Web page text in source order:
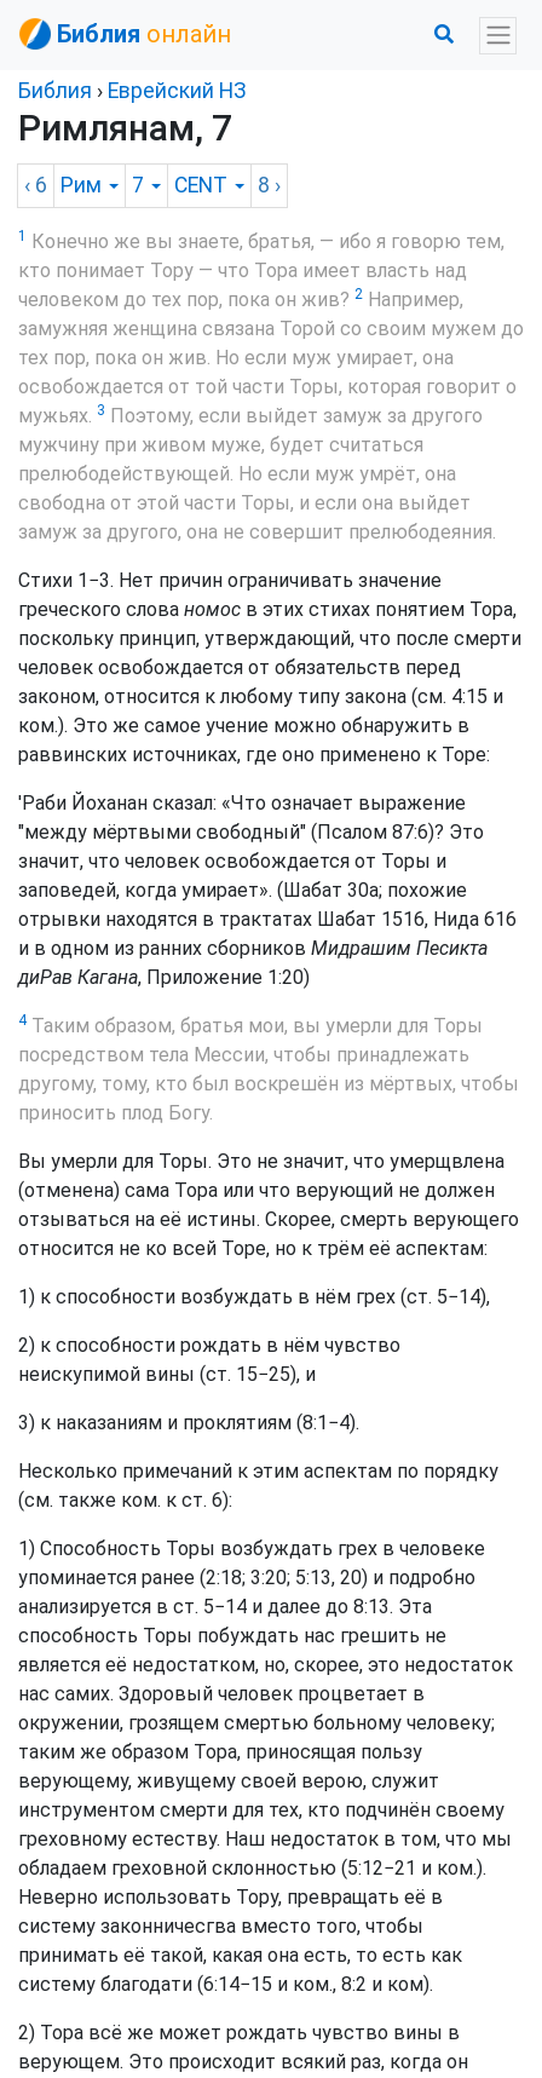
Библия онлайн
Библия › Еврейский НЗ
Римлянам, 7
‹ 6 Рим 7 CENT 8 ›
1 Конечно же вы знаете, братья, — ибо я говорю тем,
кто понимает Тору — что Тора имеет власть над
человеком до тех пор, пока он жив? 2 Например,
замужняя женщина связана Торой со своим мужем до
тех пор, пока он жив. Но если муж умирает, она
освобождается от той части Торы, которая говорит о
мужьях. 3 Поэтому, если выйдет замуж за другого
мужчину при живом муже, будет считаться
прелюбодействующей. Но если муж умрёт, она
свободна от этой части Торы, и если она выйдет
замуж за другого, она не совершит прелюбодеяния.
Стихи 1−3. Нет причин ограничивать значение
греческого слова номос в этих стихах понятием Тора,
поскольку принцип, утверждающий, что после смерти
человек освобождается от обязательств перед
законом, относится к любому типу закона (см. 4:15 и
ком.). Это же самое учение можно обнаружить в
раввинских источниках, где оно применено к Торе:
'Раби Йоханан сказал: «Что означает выражение
"между мёртвыми свободный" (Псалом 87:6)? Это
значит, что человек освобождается от Торы и
заповедей, когда умирает». (Шабат 30а; похожие
отрывки находятся в трактатах Шабат 1516, Нида 616
и в одном из ранних сборников Мидрашим Песикта
диРав Кагана, Приложение 1:20)
4Таким образом, братья мои, вы умерли для Торы
посредством тела Мессии, чтобы принадлежать
другому, тому, кто был воскрешён из мёртвых, чтобы
приносить плод Богу.
Вы умерли для Торы. Это не значит, что умерщвлена
(отменена) сама Тора или что верующий не должен
отзываться на её истины. Скорее, смерть верующего
относится не ко всей Торе, но к трём её аспектам:
1) к способности возбуждать в нём грех (ст. 5−14),
2) к способности рождать в нём чувство
неискупимой вины (ст. 15−25), и
3) к наказаниям и проклятиям (8:1−4).
Несколько примечаний к этим аспектам по порядку
(см. также ком. к ст. 6):
1) Способность Торы возбуждать грех в человеке
упоминается ранее (2:18; 3:20; 5:13, 20) и подробно
анализируется в ст. 5−14 и далее до 8:13. Эта
способность Торы побуждать нас грешить не
является её недостатком, но, скорее, это недостаток
нас самих. Здоровый человек процветает в
окружении, грозящем смертью больному человеку;
таким же образом Тора, приносящая пользу
верующему, живущему своей верою, служит
инструментом смерти для тех, кто подчинён своему
греховному естеству. Наш недостаток в том, что мы
обладаем греховной склонностью (5:12−21 и ком.).
Неверно использовать Тору, превращать её в
систему законничесгва вместо того, чтобы
принимать её такой, какая она есть, то есть как
систему благодати (6:14−15 и ком., 8:2 и ком).
2) Тора всё же может рождать чувство вины в
верующем. Это происходит всякий раз, когда он